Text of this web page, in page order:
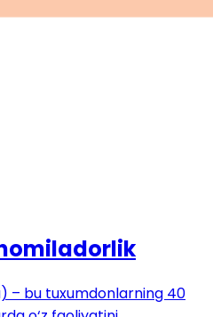
– bu tuxumdonlarning 40